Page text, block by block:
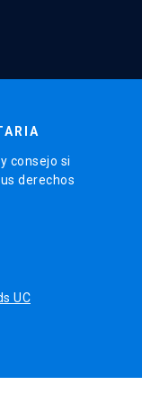
consejo si
derechos
UC